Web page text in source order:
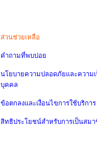
ส่วนช่วยเหลือ
คำถามที่พบบ่อย
นโยบายความปลอดภัยและความ
บุคคล
ข้อตกลงและเงื่อนไขการใช้บริการ
สิทธิประโยชน์สำหรับการเป็นสมา